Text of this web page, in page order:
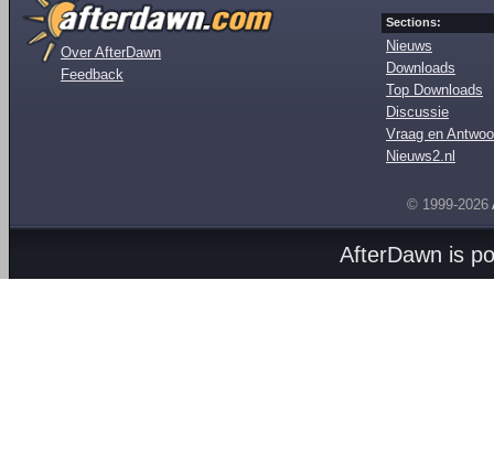
Over AfterDawn
Feedback
Sections:
Nieuws
Downloads
Top Downloads
Discussie
Vraag en
Nieuws2.nl
© 1999-2026
AfterDawn is